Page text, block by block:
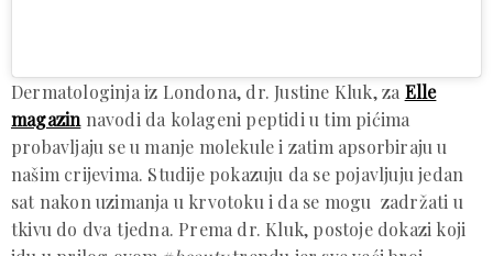
Dermatologinja iz Londona, dr. Justine Kluk, za Elle
magazin navodi da kolageni peptidi u tim pićima
probavljaju se u manje molekule i zatim apsorbiraju u
našim crijevima. Studije pokazuju da se pojavljuju jedan
sat nakon uzimanja u krvotoku i da se mogu zadržati u
tkivu do dva tjedna. Prema dr. Kluk, postoje dokazi koji